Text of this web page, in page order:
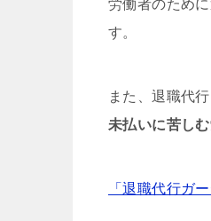
労働者のため
す。
また、退職代
未払いに苦し
「退職代行ガ